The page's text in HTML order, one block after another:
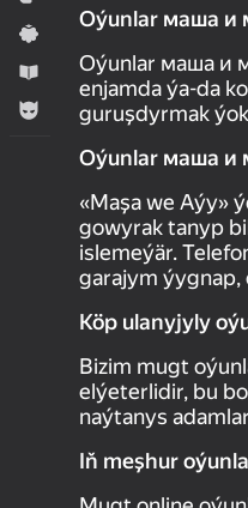
Ýönekeý
Оwreniş
Огланлар үчүн
Oýunlar маша и
Oýunlar маша и
enjamda ýa-da
guruşdyrmak
Oýunlar маша и
«Maşa we Aýy»
gowyrak tanyp
islemeýär.
garajym ýygnap,
Köp ulanyjyly
Bizim mugt
elýeterlidir, bu
naýtanys
Iň meşhur